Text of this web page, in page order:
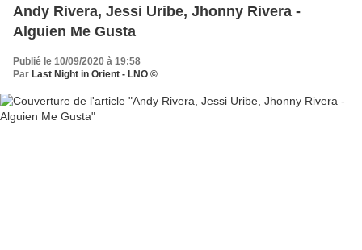
Andy Rivera, Jessi Uribe, Jhonny Rivera -
Alguien Me Gusta
Publié le 10/09/2020 à 19:58
Par Last Night in Orient - LNO ©